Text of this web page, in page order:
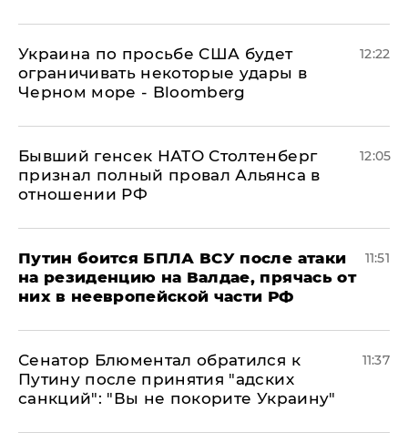
Украина по просьбе США будет
ограничивать некоторые удары в
Черном море - Bloomberg
12:22
Бывший генсек НАТО Столтенберг
признал полный провал Альянса в
отношении РФ
12:05
Путин боится БПЛА ВСУ после атаки
на резиденцию на Валдае, прячась от
них в неевропейской части РФ
11:51
Сенатор Блюментал обратился к
Путину после принятия "адских
санкций": "Вы не покорите Украину"
11:37